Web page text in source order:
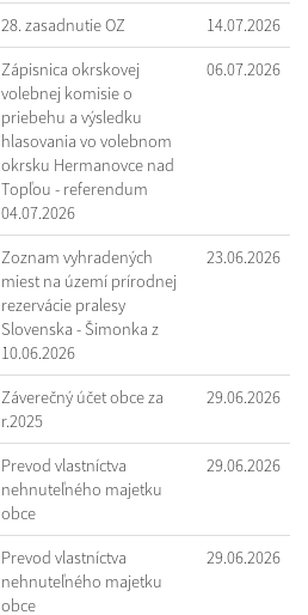
28. zasadnutie OZ 14.07.2026
Zápisnica okrskovej
volebnej komisie o
priebehu a výsledku
hlasovania vo volebnom
okrsku Hermanovce nad
Topľou - referendum
04.07.2026
06.07.2026
Zoznam vyhradených
miest na území prírodnej
rezervácie pralesy
Slovenska - Šimonka z
10.06.2026
23.06.2026
Záverečný účet obce za
r.2025
29.06.2026
Prevod vlastníctva
nehnuteľného majetku
obce
29.06.2026
Prevod vlastníctva
nehnuteľného majetku
obce
29.06.2026